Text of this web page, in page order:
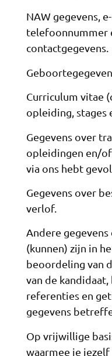
NAW gegevens,
telefoonnummer
contactgegevens.
Curriculum vitae
opleiding, stages
Gegevens over
opleidingen en/
via ons hebt
Gegevens over
verlof.
Andere gegevens
(kunnen) zijn in
beoordeling van
van de
referenties en
gegevens
Op vrijwillige
waarmee je